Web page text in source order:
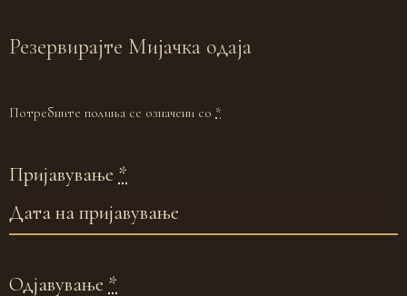
Резервирајте Мијачка одаја
Потребните полиња се означени со *
Пријавување *
Одјавување *